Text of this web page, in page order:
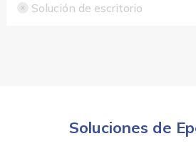
Solución de escritorio
Soluciones de